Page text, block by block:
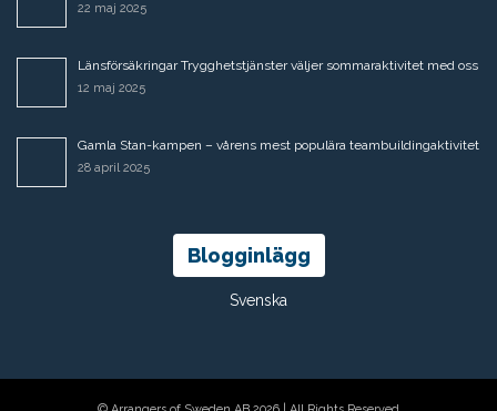
22 maj 2025
Länsförsäkringar Trygghetstjänster väljer sommaraktivitet med oss
12 maj 2025
Gamla Stan-kampen – vårens mest populära teambuildingaktivitet
28 april 2025
Blogginlägg
Svenska